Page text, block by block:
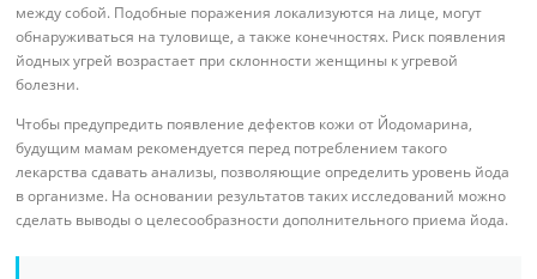
между собой. Подобные поражения локализуются на лице, могут
обнаруживаться на туловище, а также конечностях. Риск появления
йодных угрей возрастает при склонности женщины к угревой
болезни.
Чтобы предупредить появление дефектов кожи от Йодомарина,
будущим мамам рекомендуется перед потреблением такого
лекарства сдавать анализы, позволяющие определить уровень йода
в организме. На основании результатов таких исследований можно
сделать выводы о целесообразности дополнительного приема йода.